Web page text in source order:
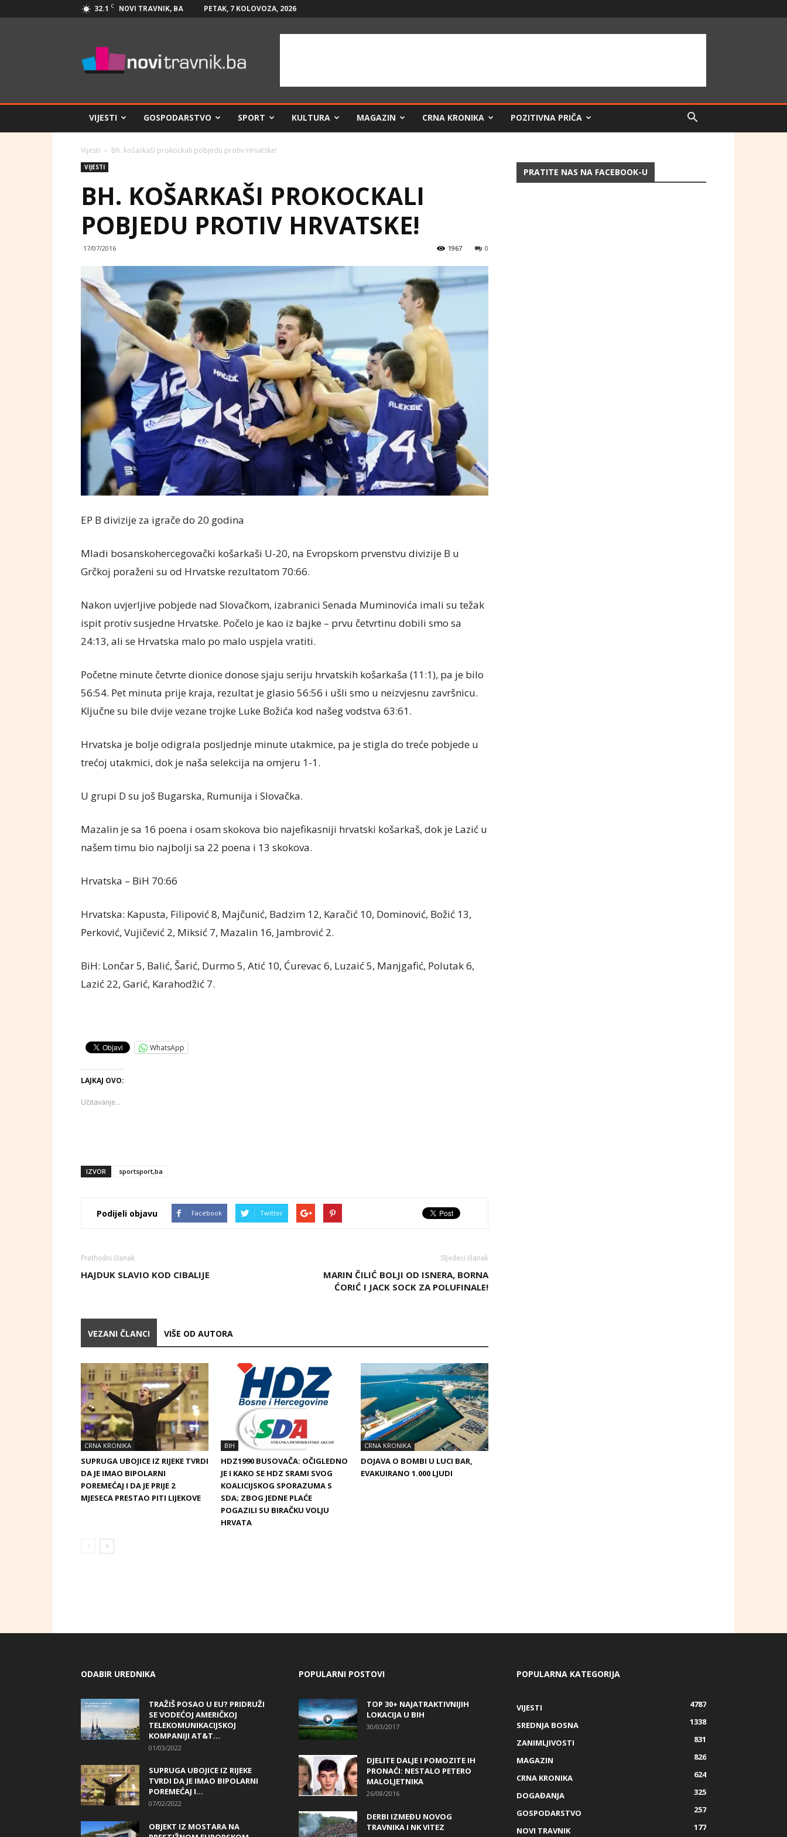
32.1 C NOVI TRAVNIK, BA PETAK, 7 KOLOVOZA, 2026
Travnik.ba
VIJESTI GOSPODARSTVO SPORT KULTURA MAGAZIN CRNA KRONIKA POZITIVNA PRIČA
Vijesti Bh. košarkaši prokockali pobjedu protiv Hrvatske!
VIJESTI
BH. KOŠARKAŠI PROKOCKALI
POBJEDU PROTIV HRVATSKE!
17/07/2016 0
1967
EP B divizije za igrače do 20 godina
Mladi bosanskohercegovački košarkaši U-20, na Evropskom prvenstvu divizije B u
Grčkoj poraženi su od Hrvatske rezultatom 70:66.
Nakon uvjerljive pobjede nad Slovačkom, izabranici Senada Muminovića imali su težak
ispit protiv susjedne Hrvatske. Počelo je kao iz bajke – prvu četvrtinu dobili smo sa
24:13, ali se Hrvatska malo po malo uspjela vratiti.
Početne minute četvrte dionice donose sjaju seriju hrvatskih košarkaša (11:1), pa je bilo
56:54. Pet minuta prije kraja, rezultat je glasio 56:56 i ušli smo u neizvjesnu završnicu.
Ključne su bile dvije vezane trojke Luke Božića kod našeg vodstva 63:61.
Hrvatska je bolje odigrala posljednje minute utakmice, pa je stigla do treće pobjede u
trećoj utakmici, dok je naša selekcija na omjeru 1-1.
U grupi D su još Bugarska, Rumunija i Slovačka.
Mazalin je sa 16 poena i osam skokova bio najefikasniji hrvatski košarkaš, dok je Lazić u
našem timu bio najbolji sa 22 poena i 13 skokova.
Hrvatska – BiH 70:66
Hrvatska: Kapusta, Filipović 8, Majčunić, Badzim 12, Karačić 10, Dominović, Božić 13,
Perković, Vujičević 2, Miksić 7, Mazalin 16, Jambrović 2.
BiH: Lončar 5, Balić, Šarić, Durmo 5, Atić 10, Ćurevac 6, Luzaić 5, Manjgafić, Polutak 6,
Lazić 22, Garić, Karahodžić 7.
WhatsApp
LAJKAJ OVO:
Učitavanje...
IZVOR sportsport,ba
Podijeli objavu Facebook Twitter
Prethodni članak
HAJDUK SLAVIO KOD CIBALIJE
Sljedeći članak
MARIN ČILIĆ BOLJI OD ISNERA, BORNA
ĆORIĆ I JACK SOCK ZA POLUFINALE!
VEZANI ČLANCI VIŠE OD AUTORA
CRNA KRONIKA
SUPRUGA UBOJICE IZ RIJEKE TVRDI
DA JE IMAO BIPOLARNI
POREMEĆAJ I DA JE PRIJE 2
MJESECA PRESTAO PITI LIJEKOVE
BIH
HDZ1990 BUSOVAČA: OČIGLEDNO
JE I KAKO SE HDZ SRAMI SVOG
KOALICIJSKOG SPORAZUMA S
SDA; ZBOG JEDNE PLAĆE
POGAZILI SU BIRAČKU VOLJU
HRVATA
CRNA KRONIKA
DOJAVA O BOMBI U LUCI BAR,
EVAKUIRANO 1.000 LJUDI
PRATITE NAS NA FACEBOOK-U
ODABIR UREDNIKA
TRAŽIŠ POSAO U EU? PRIDRUŽI
SE VODEĆOJ AMERIČKOJ
TELEKOMUNIKACIJSKOJ
KOMPANIJI AT&T...
01/03/2022
SUPRUGA UBOJICE IZ RIJEKE
TVRDI DA JE IMAO BIPOLARNI
POREMEĆAJ I...
07/02/2022
OBJEKT IZ MOSTARA NA
POPULARNI POSTOVI
TOP 30+ NAJATRAKTIVNIJIH
LOKACIJA U BIH
30/03/2017
DJELITE DALJE I POMOZITE IH
PRONAĆI: NESTALO PETERO
MALOLJETNIKA
26/08/2016
DERBI IZMEĐU NOVOG
TRAVNIKA I NK VITEZ
POPULARNA KATEGORIJA
VIJESTI
4787
SREDNJA BOSNA
1338
ZANIMLJIVOSTI
831
MAGAZIN
826
CRNA KRONIKA
624
DOGAĐANJA
325
GOSPODARSTVO
257
NOVI TRAVNIK
177